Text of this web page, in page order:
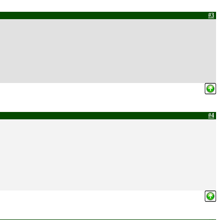
#3
#4